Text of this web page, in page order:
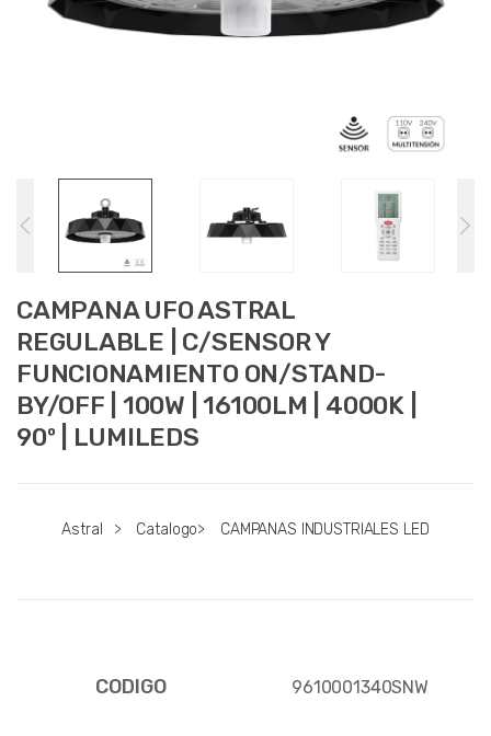
CAMPANA UFO ASTRAL
REGULABLE | C/SENSOR Y
FUNCIONAMIENTO ON/STAND-
BY/OFF | 100W | 16100LM | 4000K |
90º | LUMILEDS
Astral > Catalogo> CAMPANAS INDUSTRIALES LED
CODIGO 9610001340SNW